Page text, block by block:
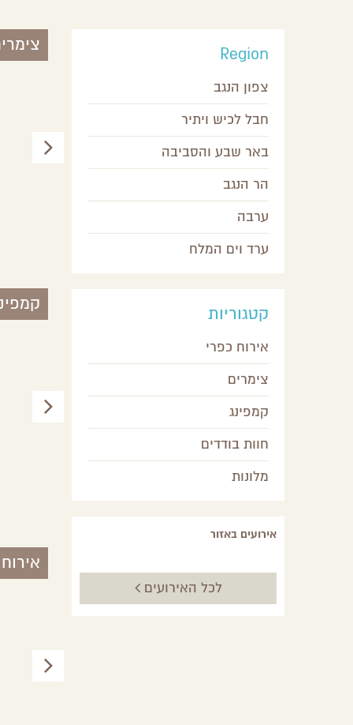
מקום בלב
עין יהב,
Region
צפון הנגב
חבל לכיש ויתיר
באר שבע והסביבה
הר הנגב
ערבה
ערד וים המלח
קטגוריות
אירוח כפרי
צימרים
קמפינג
חוות בודדים
מלונות
אירועים באזור
לכל האירועים